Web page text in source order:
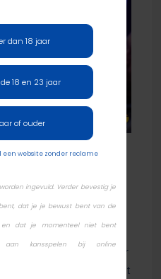
en Arends,
en vier uiteindelijk
ereplaats net mis.
op een bijzonder
eiste het
dan 18 jaar
18 en 23 jaar
of ouder
een website zonder reclame
ingevuld. Verder bevestig je
dat je je bewust bent van de
en dat je momenteel niet bent
aan kansspelen bij online